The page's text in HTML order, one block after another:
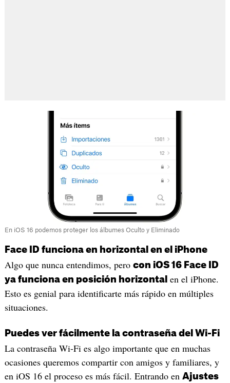
En iOS 16 podemos proteger los álbumes Oculto y Eliminado
Face ID funciona en horizontal en el iPhone
Algo que nunca entendimos, pero con iOS 16 Face ID
ya funciona en posición horizontal en el iPhone.
Esto es genial para identificarte más rápido en múltiples
situaciones.
Puedes ver fácilmente la contraseña del Wi-Fi
La contraseña Wi-Fi es algo importante que en muchas
ocasiones queremos compartir con amigos y familiares, y
en iOS 16 el proceso es más fácil. Entrando en Ajustes